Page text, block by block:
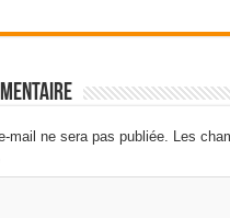
mail ne sera pas publiée. Les